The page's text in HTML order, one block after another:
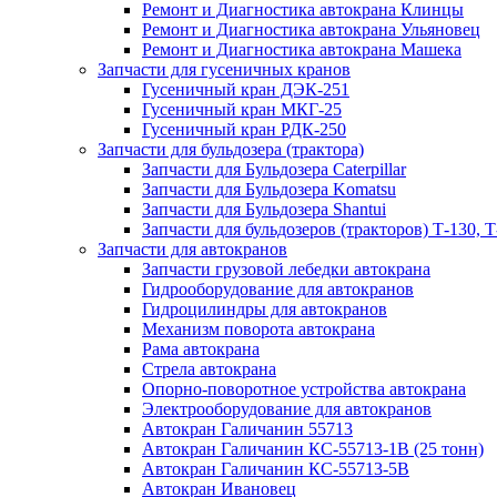
Ремонт и Диагностика автокрана Клинцы
Ремонт и Диагностика автокрана Ульяновец
Ремонт и Диагностика автокрана Машека
Запчасти для гусеничных кранов
Гусеничный кран ДЭК-251
Гусеничный кран МКГ-25
Гусеничный кран РДК-250
Запчасти для бульдозера (трактора)
Запчасти для Бульдозера Caterpillar
Запчасти для Бульдозера Komatsu
Запчасти для Бульдозера Shantui
Запчасти для бульдозеров (тракторов) Т-
Запчасти для автокранов
Запчасти грузовой лебедки автокрана
Гидрооборудование для автокранов
Гидроцилиндры для автокранов
Механизм поворота автокрана
Рама автокрана
Стрела автокрана
Опорно-поворотное устройства автокрана
Электрооборудование для автокранов
Автокран Галичанин 55713
Автокран Галичанин КС-55713-1В (25 тонн)
Автокран Галичанин КС-55713-5В
Автокран Ивановец